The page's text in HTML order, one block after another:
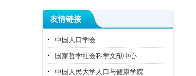
友情链接
中国人口学会
国家哲学社会科学文献中心
中国人民大学人口与健康学院